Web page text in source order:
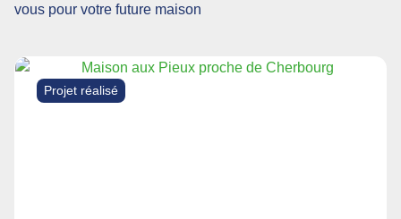
vous pour votre future maison
Projet réalisé